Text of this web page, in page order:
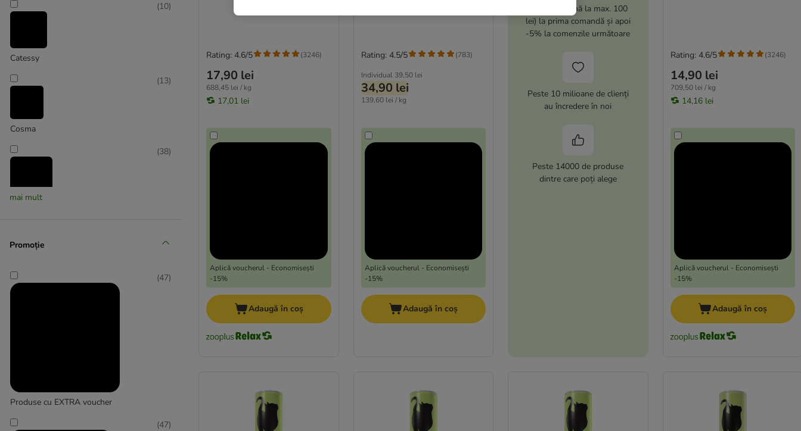
Catessy
(10)
Cosma
(13)
(38)
Felix
mai mult
Promoție
Produse cu EXTRA voucher
(47)
(47)
17,90 lei
688,45 lei / kg
17,01 lei
Aplică voucherul - Economisești
-15%
Rating: 4.6/5 (3246)
Adaugă în coș
Individual 39,50 lei
34,90 lei
139,60 lei / kg
Aplică voucherul - Economisești
-15%
Rating: 4.5/5 (783)
Adaugă în coș
Ai -15% (până la max. 100
lei) la prima comandă și apoi
-5% la comenzile următoare
Peste 10 milioane de clienți
au încredere în noi
Peste 14000 de produse
dintre care poți alege
14,90 lei
709,50 lei / kg
14,16 lei
Aplică voucherul - Economisești
-15%
Rating: 4.6/5 (3246)
Adaugă în coș